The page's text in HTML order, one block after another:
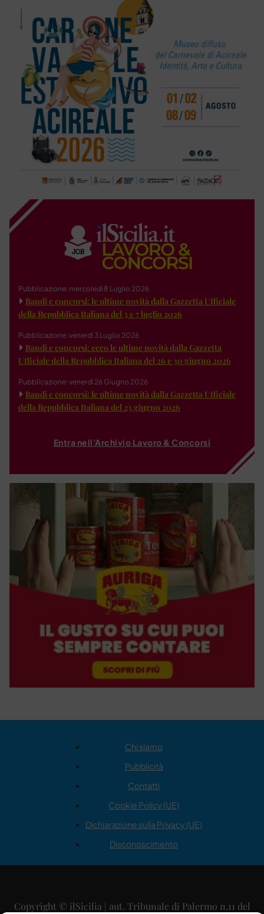
Pubblicazione: mercoledì 8 Luglio 2026
Bandi e concorsi: le ultime novità dalla Gazzetta Ufficiale
della Repubblica Italiana del 3 e 7 luglio 2026
Pubblicazione: venerdì 3 Luglio 2026
Bandi e concorsi: ecco le ultime novità dalla Gazzetta
Ufficiale della Repubblica Italiana del 26 e 30 giugno 2026
Pubblicazione: venerdì 26 Giugno 2026
Bandi e concorsi: le ultime novità dalla Gazzetta Ufficiale
della Repubblica Italiana del 23 giugno 2026
Entra nell'Archivio Lavoro & Concorsi
Chi siamo
Pubblicità
Contatti
Cookie Policy (UE)
Dichiarazione sulla Privacy (UE)
Disconoscimento
Copyright © ilSicilia | aut. Tribunale di Palermo n.11 del